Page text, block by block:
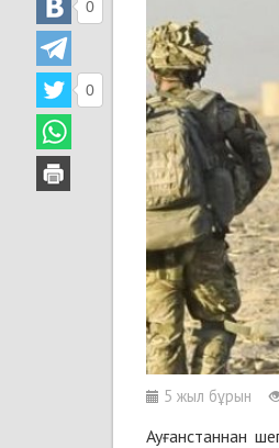
5 жыл бұрын
0
0
Ауғанстаннан